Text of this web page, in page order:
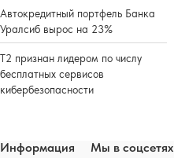
Автокредитный портфель Банка
Уралсиб вырос на 23%
Т2 признан лидером по числу
бесплатных сервисов
кибербезопасности
Информация
Мы в соцсетях